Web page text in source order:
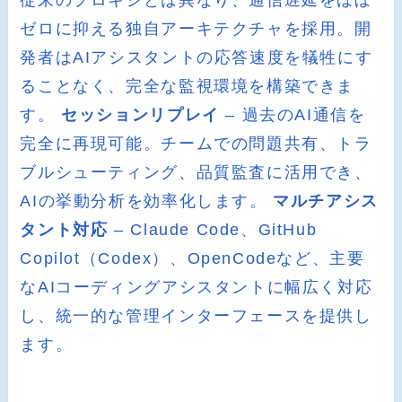
ゼロに抑える独自アーキテクチャを採用。開
発者はAIアシスタントの応答速度を犠牲にす
ることなく、完全な監視環境を構築できま
す。 セッションリプレイ – 過去のAI通信を
完全に再現可能。チームでの問題共有、トラ
ブルシューティング、品質監査に活用でき、
AIの挙動分析を効率化します。 マルチアシス
タント対応 – Claude Code、GitHub
Copilot（Codex）、OpenCodeなど、主要
なAIコーディングアシスタントに幅広く対応
し、統一的な管理インターフェースを提供し
ます。